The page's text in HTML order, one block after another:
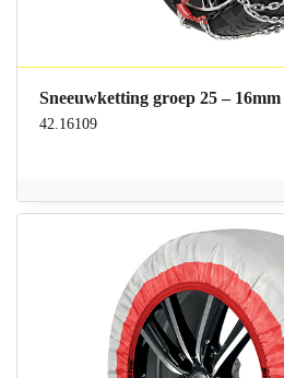
Sneeuwketting groep 25 – 16mm
42.16109